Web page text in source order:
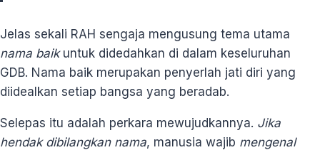
Jelas sekali RAH sengaja mengusung tema utama
nama baik untuk didedahkan di dalam keseluruhan
GDB. Nama baik merupakan penyerlah jati diri yang
diidealkan setiap bangsa yang beradab.
Selepas itu adalah perkara mewujudkannya. Jika
hendak dibilangkan nama, manusia wajib mengenal